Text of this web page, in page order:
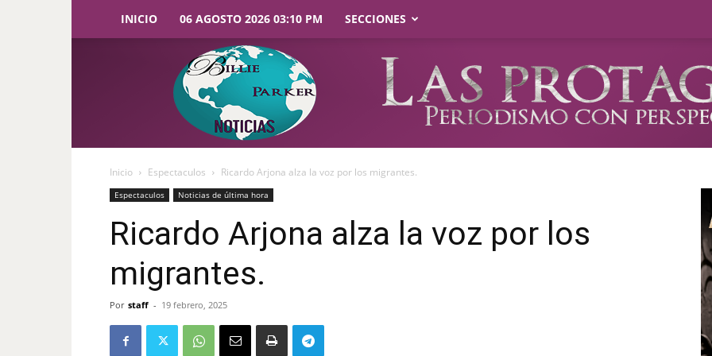
INICIO 06 AGOSTO 2026 03:10 PM SECCIONES
Parker
Noticias
Inicio Espectaculos Ricardo Arjona alza la voz por los migrantes.
Espectaculos Noticias de última hora
Ricardo Arjona alza la voz por los
migrantes.
Por staff - 19 febrero, 2025